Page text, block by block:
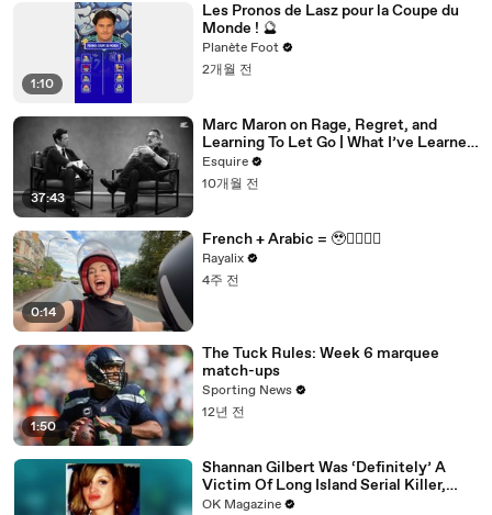
1:10
Les Pronos de Lasz pour la Coupe du
Monde ! 🔮
Planète Foot
2개월 전
37:43
Marc Maron on Rage, Regret, and
Learning To Let Go | What I’ve Learned
| Esquire
Esquire
10개월 전
0:14
French + Arabic = 🥹❤️‍💃🏻🛵
Rayalix
4주 전
1:50
The Tuck Rules: Week 6 marquee
match-ups
Sporting News
12년 전
Shannan Gilbert Was ‘Definitely’ A
Victim Of Long Island Serial Killer,
Says Her Sister: Watch
OK Magazine